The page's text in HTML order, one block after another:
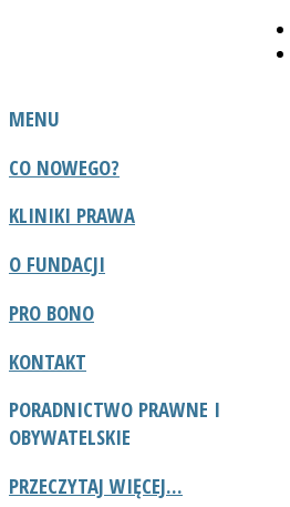
MENU
CO NOWEGO?
KLINIKI PRAWA
O FUNDACJI
PRO BONO
KONTAKT
PORADNICTWO PRAWNE I
OBYWATELSKIE
PRZECZYTAJ WIĘCEJ...